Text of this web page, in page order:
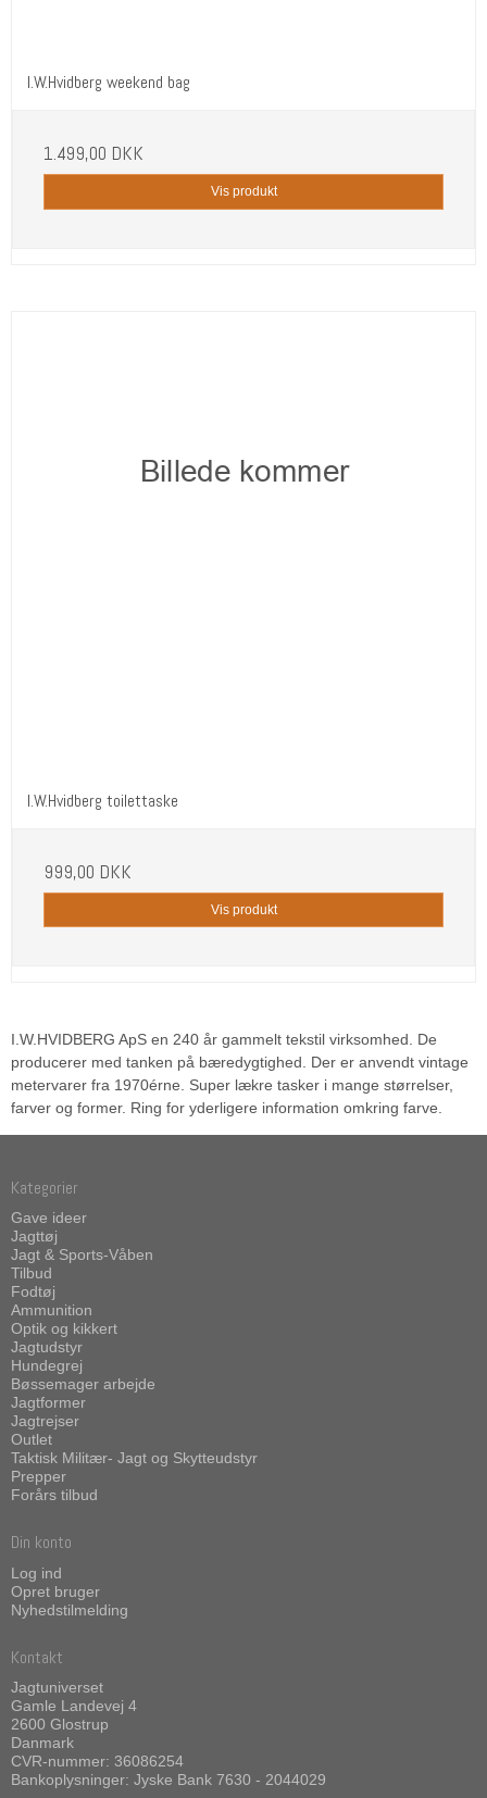
I.W.Hvidberg weekend bag
1.499,00 DKK
Vis produkt
I.W.Hvidberg toilettaske
999,00 DKK
Vis produkt
I.W.HVIDBERG ApS en 240 år gammelt tekstil virksomhed. De
producerer med tanken på bæredygtighed. Der er anvendt vintage
metervarer fra 1970érne. Super lækre tasker i mange størrelser,
farver og former. Ring for yderligere information omkring farve.
Kategorier
Gave ideer
Jagttøj
Jagt & Sports-Våben
Tilbud
Fodtøj
Ammunition
Optik og kikkert
Jagtudstyr
Hundegrej
Bøssemager arbejde
Jagtformer
Jagtrejser
Outlet
Taktisk Militær- Jagt og Skytteudstyr
Prepper
Forårs tilbud
Din konto
Log ind
Opret bruger
Nyhedstilmelding
Kontakt
Jagtuniverset
Gamle Landevej 4
2600 Glostrup
Danmark
CVR-nummer: 36086254
Bankoplysninger: Jyske Bank 7630 - 2044029